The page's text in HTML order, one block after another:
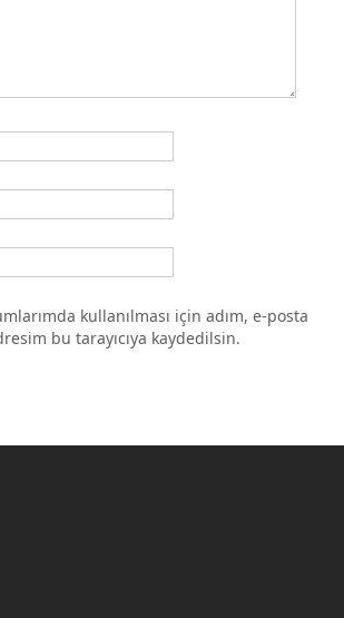
kullanılması için adım, e-posta
bu tarayıcıya kaydedilsin.